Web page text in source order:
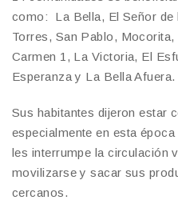
como: La Bella, El Señor de
Torres, San Pablo,
Carmen 1, La Victoria, El
Esperanza y La Bella Afuera.
Sus habitantes dijeron estar
especialmente en esta
les interrumpe la circulación
movilizarse y sacar sus
cercanos.